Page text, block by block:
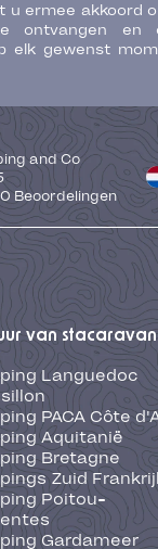
u ermee akkoord
ontvangen en
elk gewenst
and Co
Beoordelingen
van
Languedoc
PACA Côte
Aquitanië
Bretagne
Zuid
Poitou-
Gardameer